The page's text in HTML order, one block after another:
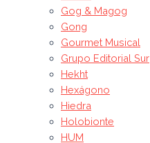
Gog & Magog
Gong
Gourmet Musical
Grupo Editorial Sur
Hekht
Hexágono
Hiedra
Holobionte
HUM